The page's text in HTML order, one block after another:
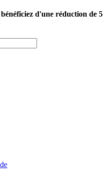
d'une réduction de 5